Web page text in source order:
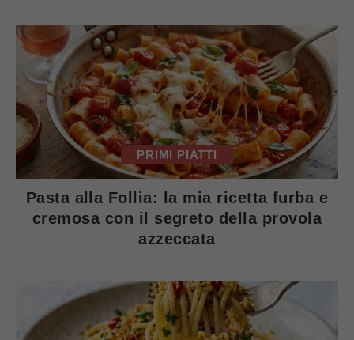
PRIMI PIATTI
Pasta alla Follia: la mia ricetta furba e
cremosa con il segreto della provola
azzeccata